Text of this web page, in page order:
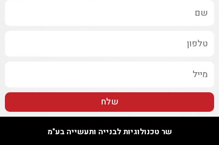
שלח
שר טכנולוגיות לבנייה ותעשייה בע"מ